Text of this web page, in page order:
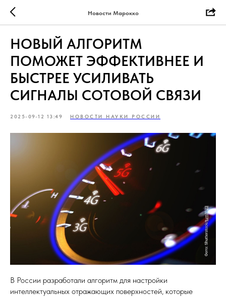
Новости Марокко
НОВЫЙ АЛГОРИТМ
ПОМОЖЕТ ЭФФЕКТИВНЕЕ И
БЫСТРЕЕ УСИЛИВАТЬ
СИГНАЛЫ СОТОВОЙ СВЯЗИ
2025-09-12 13:49 НОВОСТИ НАУКИ РОССИИ
В России разработали алгоритм для настройки
интеллектуальных отражающих поверхностей, которые